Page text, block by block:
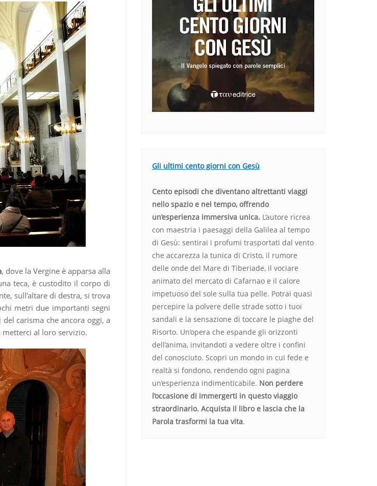
, dove la Vergine è apparsa alla
teca, è custodito il corpo di
sull’altare di destra, si trova
metri due importanti segni
carisma che ancora oggi, a
al loro servizio.
Gli ultimi cento giorni con Gesù
Cento episodi che diventano altrettanti viaggi
nello spazio e nel tempo, offrendo
un’esperienza immersiva unica. L’autore ricrea
con maestria i paesaggi della Galilea al tempo
di Gesù: sentirai i profumi trasportati dal vento
che accarezza la tunica di Cristo, il rumore
delle onde del Mare di Tiberiade, il vociare
animato del mercato di Cafarnao e il calore
impetuoso del sole sulla tua pelle. Potrai quasi
percepire la polvere delle strade sotto i tuoi
sandali e la sensazione di toccare le piaghe del
Risorto. Un’opera che espande gli orizzonti
dell’anima, invitandoti a vedere oltre i confini
del conosciuto. Scopri un mondo in cui fede e
realtà si fondono, rendendo ogni pagina
un’esperienza indimenticabile. Non perdere
l’occasione di immergerti in questo viaggio
straordinario. Acquista il libro e lascia che la
Parola trasformi la tua vita.